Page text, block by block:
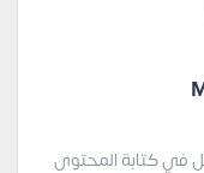
في كتابة المحتوى